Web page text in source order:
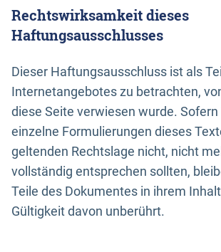
Rechtswirksamkeit dieses
Haftungsausschlusses
Dieser Haftungsausschluss ist als
Internetangebotes zu betrachten,
diese Seite verwiesen wurde. Sofern
einzelne Formulierungen dieses
geltenden Rechtslage nicht, nicht
vollständig entsprechen sollten,
Teile des Dokumentes in ihrem
Gültigkeit davon unberührt.